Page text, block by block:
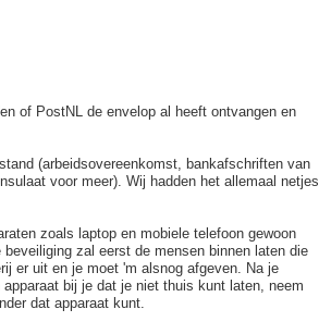
of PostNL de envelop al heeft ontvangen en
(arbeidsovereenkomst, bankafschriften van
voor meer). Wij hadden het allemaal netjes
zoals laptop en mobiele telefoon gewoon
zal eerst de mensen binnen laten die
er uit en je moet 'm alsnog afgeven. Na je
bij je dat je niet thuis kunt laten, neem
dat apparaat kunt.